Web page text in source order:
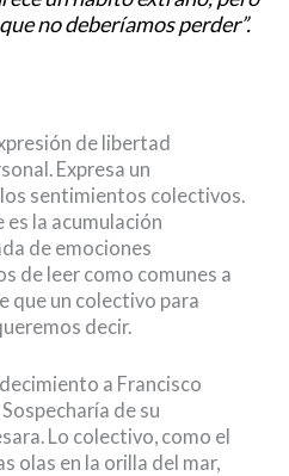
no deberíamos perder”.
de libertad
Expresa un
sentimientos colectivos.
es la acumulación
de emociones
de leer como comunes a
que un colectivo para
decir.
a Francisco
de su
Lo colectivo, como el
olas en la orilla del mar,